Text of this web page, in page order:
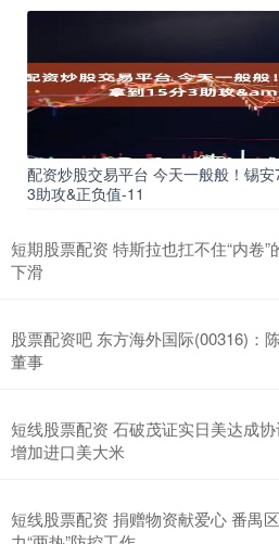
配资炒股交易平台 今天一般般！锡
3助攻&正负值-11
短期股票配资 特斯拉也扛不住“内卷
下滑
股票配资吧 东方海外国际(00316)：
董事
短线股票配资 石破茂证实日美达成
增加进口美大米
短线股票配资 捐赠物资献爱心 番禺